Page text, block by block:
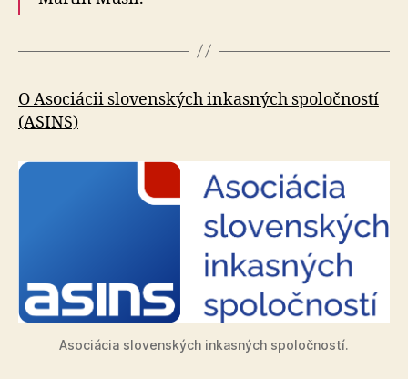
O Asociácii slovenských inkasných spoločností
(ASINS)
Asociácia slovenských inkasných spoločností.